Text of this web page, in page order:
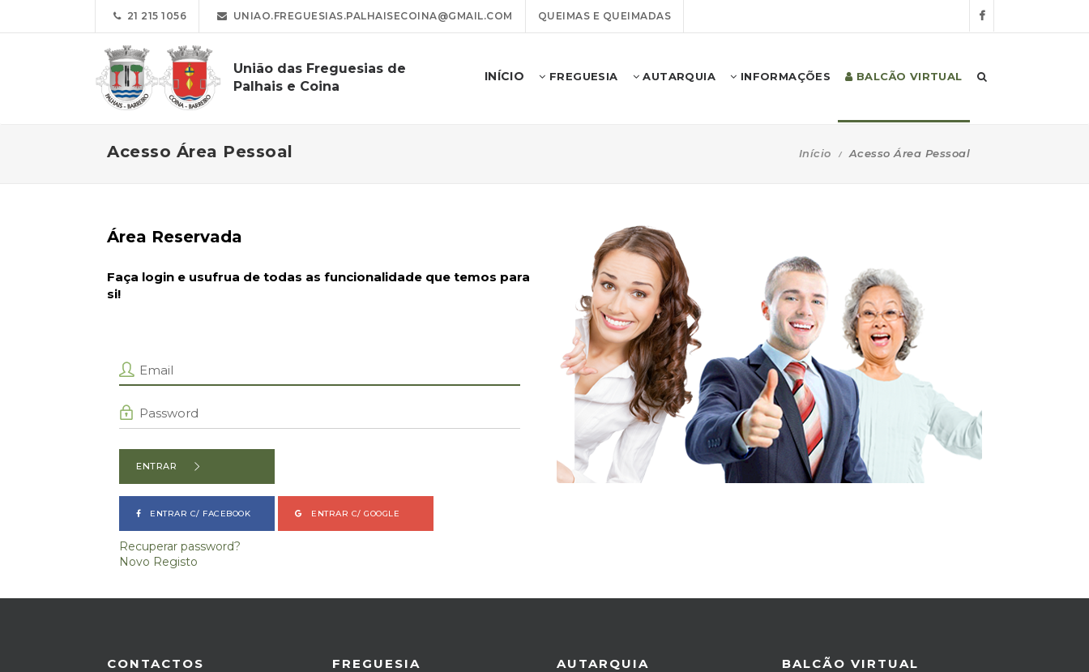
21 215 1056 UNIAO.FREGUESIAS.PALHAISECOINA@GMAIL.COM QUEIMAS E QUEIMADAS
União das Freguesias de
Palhais e Coina
INÍCIO FREGUESIA AUTARQUIA INFORMAÇÕES BALCÃO VIRTUAL
Acesso Área Pessoal Início Acesso Área Pessoal
Área Reservada
Faça login e usufrua de todas as funcionalidade que temos para
si!
ENTRAR
ENTRAR C/ FACEBOOK ENTRAR C/ GOOGLE
Recuperar password?
Novo Registo
CONTACTOS FREGUESIA AUTARQUIA BALCÃO VIRTUAL